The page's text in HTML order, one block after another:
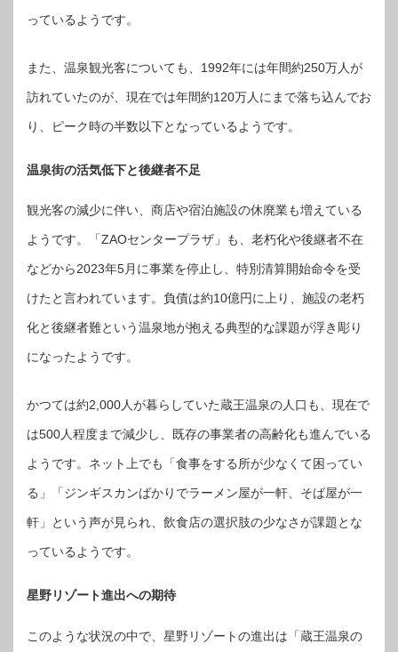
っているようです。
また、温泉観光客についても、1992年には年間約250万人が
訪れていたのが、現在では年間約120万人にまで落ち込んでお
り、ピーク時の半数以下となっているようです。
温泉街の活気低下と後継者不足
観光客の減少に伴い、商店や宿泊施設の休廃業も増えている
ようです。「ZAOセンタープラザ」も、老朽化や後継者不在
などから2023年5月に事業を停止し、特別清算開始命令を受
けたと言われています。負債は約10億円に上り、施設の老朽
化と後継者難という温泉地が抱える典型的な課題が浮き彫り
になったようです。
かつては約2,000人が暮らしていた蔵王温泉の人口も、現在で
は500人程度まで減少し、既存の事業者の高齢化も進んでいる
ようです。ネット上でも「食事をする所が少なくて困ってい
る」「ジンギスカンばかりでラーメン屋が一軒、そば屋が一
軒」という声が見られ、飲食店の選択肢の少なさが課題とな
っているようです。
星野リゾート進出への期待
このような状況の中で、星野リゾートの進出は「蔵王温泉の